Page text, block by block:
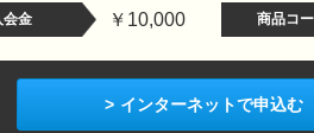
会金 ￥10,000 商品コ
インターネットで申込む